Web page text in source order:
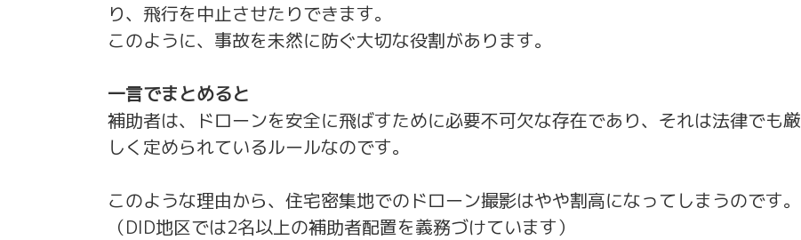
り、飛行を中止させたりできます。
このように、事故を未然に防ぐ大切な役割があります。
一言でまとめると
補助者は、ドローンを安全に飛ばすために必要不可欠な存在であり、それは法律でも厳
しく定められているルールなのです。
このような理由から、住宅密集地でのドローン撮影はやや割高になってしまうのです。
（DID地区では2名以上の補助者配置を義務づけています）